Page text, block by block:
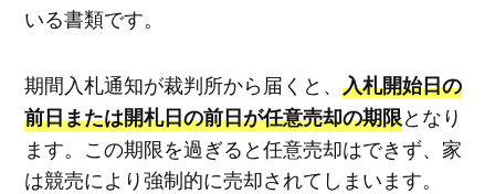
いる書類です。
期間入札通知が裁判所から届くと、 入札開始日の
前日または開札日の前日が任意売却の期限となり
ます。この期限を過ぎると任意売却はできず、家
は競売により強制的に売却されてしまいます。